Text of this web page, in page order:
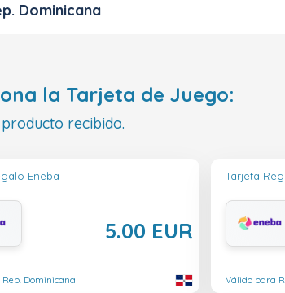
Dominicana
la Tarjeta de Juego:
producto recibido.
Eneba
5.00 EUR
Dominicana
Tarjeta
Válido para